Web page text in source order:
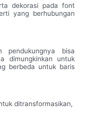
dekorasi pada font
yang berhubungan
pendukungnya bisa
dimungkinkan untuk
berbeda untuk baris
ditransformasikan,